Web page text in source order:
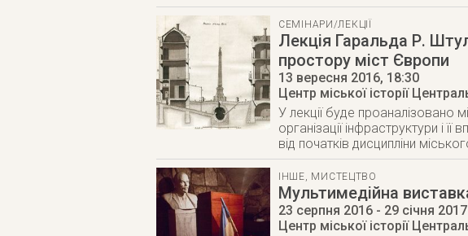
СЕМІНАРИ/ЛЕКЦІЇ
Лекція Гаральда Р.
простору міст Європи
13 вересня 2016, 18:30
Центр міської історії
У лекції буде проаналізовано
організації інфраструктури і
від початків дисципліни
ІНШЕ, МИСТЕЦТВО
Мультимедійна
23 серпня 2016 - 29 січня 2017
Центр міської історії